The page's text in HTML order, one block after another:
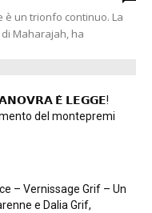
è un trionfo continuo. La
Maharajah, ha
𝗘̀ 𝗟𝗘𝗚𝗚𝗘!
del montepremi
– Vernissage Grif – Un
e Dalia Grif,